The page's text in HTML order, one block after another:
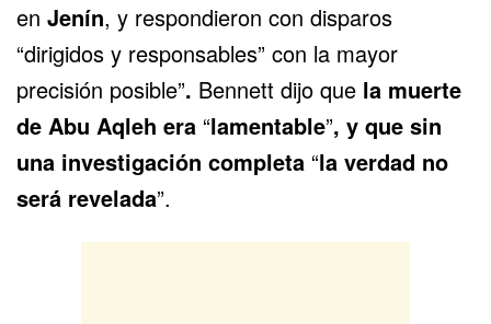
en Jenín, y respondieron con disparos
“dirigidos y responsables” con la mayor
precisión posible”. Bennett dijo que la muerte
de Abu Aqleh era “lamentable”, y que sin
una investigación completa “la verdad no
será revelada”.